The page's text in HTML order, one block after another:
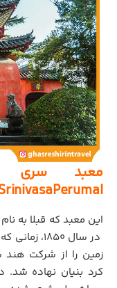
این معبد که قبلا به
در سال
زمین را از شرکت
کرد بنیان نهاده